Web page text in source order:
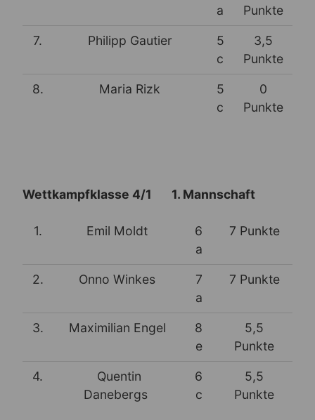
a Punkte
7. Philipp Gautier
5
c
3,5
Punkte
8. Maria Rizk
5
c
0
Punkte
Wettkampfklasse 4/1 1. Mannschaft
1. Emil Moldt
6
a
7 Punkte
2. Onno Winkes
7
a
7 Punkte
3. Maximilian Engel
8
e
5,5
Punkte
4.
Quentin
Danebergs
6
c
5,5
Punkte